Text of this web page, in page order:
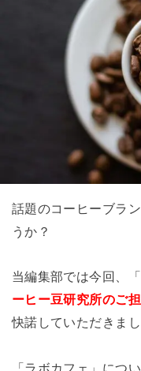
話題のコーヒーブラ
うか？
当編集部では今回、
ーヒー豆研究所のご
快諾していただきまし
「ラボカフェ」につ